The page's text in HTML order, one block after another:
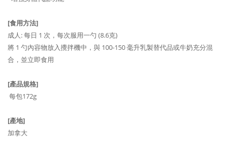
[食用方法]
成人: 每日 1 次，每次服用一勺 (8.6克)
將 1 勺內容物放入攪拌機中，與 100-150 毫升乳製替代品或牛奶充分混
合，並立即食用
[產品規格]
每包172g
[產地]
加拿大